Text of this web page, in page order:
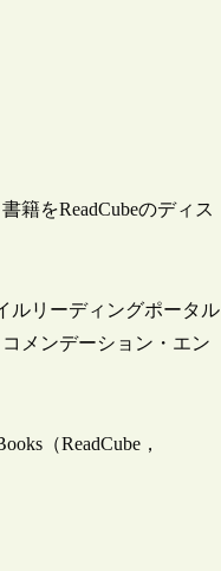
籍をReadCubeのディス
ルリーディングポータル
メンデーション・エン
（ReadCube，